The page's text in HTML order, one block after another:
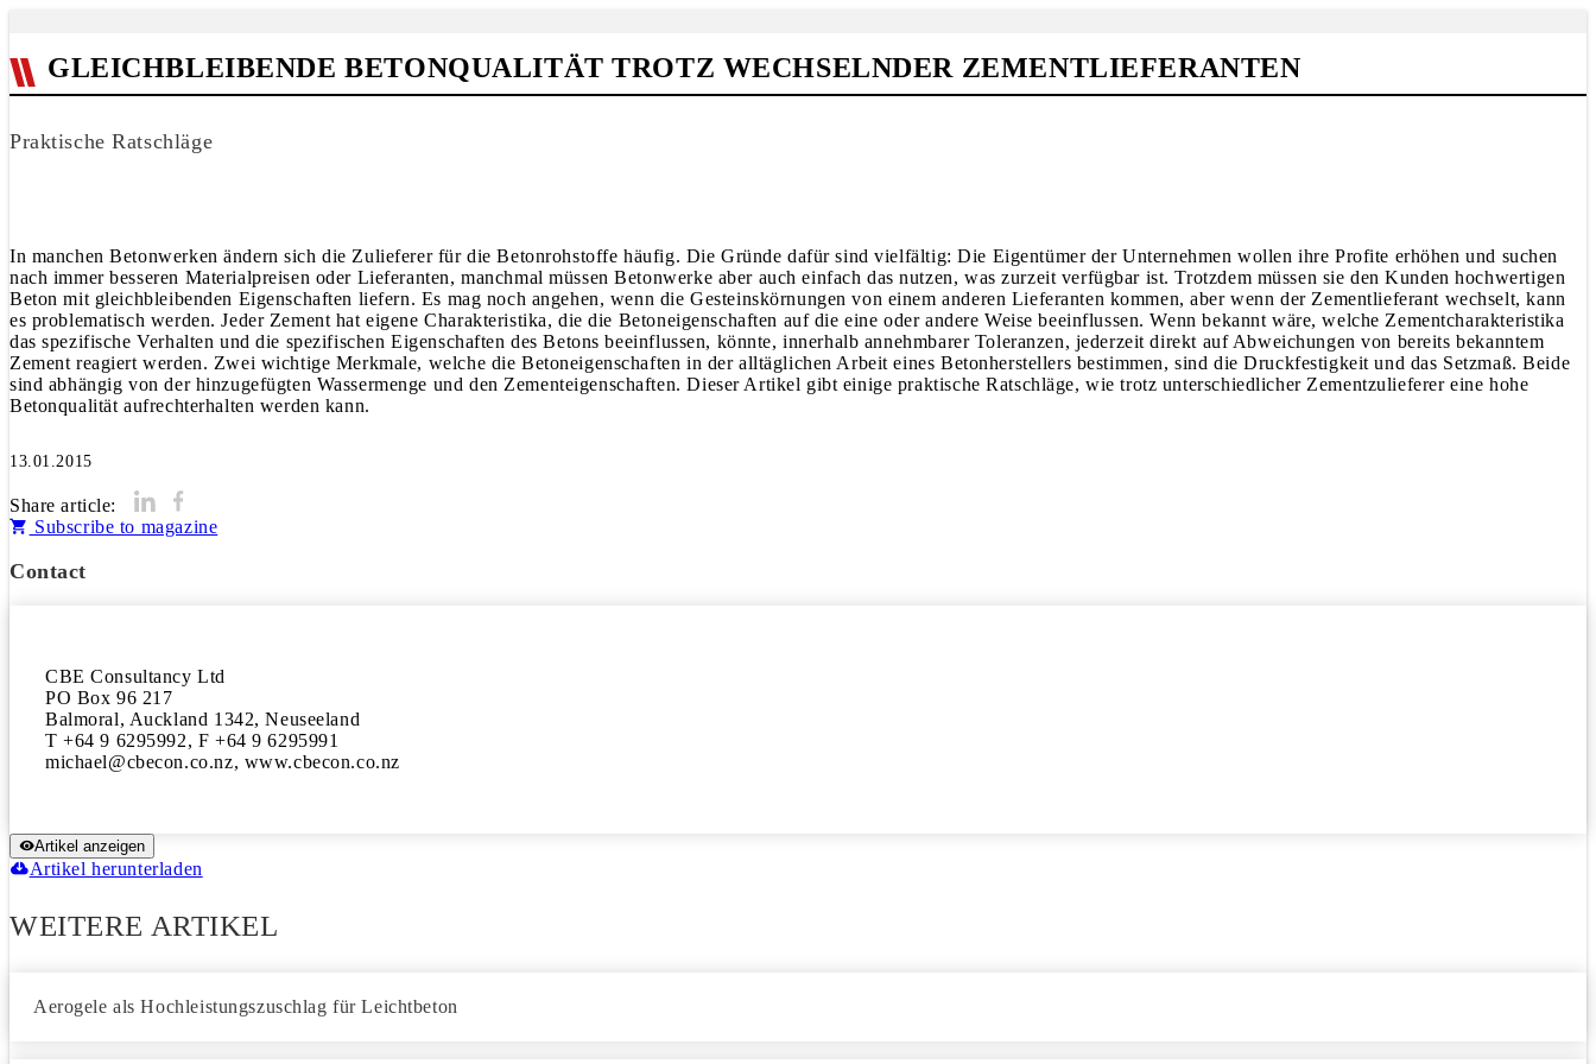
GLEICHBLEIBENDE BETONQUALITÄT TROTZ WECHSELNDER ZEMENTLIEFERANTEN
Praktische Ratschläge
In manchen Betonwerken ändern sich die Zulieferer für die Betonrohstoffe häufig. Die Gründe dafür sind vielfältig: Die Eigentümer der Unter­nehmen wollen ihre Profite erhöhen und suchen
nach immer besseren Materialpreisen oder Lieferanten, manchmal müssen Beton­werke aber auch einfach das nutzen, was zurzeit verfügbar ist. Trotzdem müssen sie den Kunden hochwertigen
Beton mit gleichbleibenden Eigen­schaften liefern. Es mag noch angehen, wenn die Gesteinskörnungen von einem anderen Lieferanten kommen, aber wenn der Zement­lieferant wechselt, kann
es problematisch werden. Jeder Zement hat eigene Charakteristika, die die Betoneigenschaften auf die eine oder andere Weise beeinflussen. Wenn bekannt wäre, welche Zementcharakteristika
das spezifische Verhalten und die spezifischen Eigenschaften des Betons beeinflussen, könnte, innerhalb annehmbarer Toleranzen, jederzeit direkt auf Abweichungen von bereits bekanntem
Zement reagiert werden. Zwei wichtige Merkmale, welche die Betoneigenschaften in der alltäglichen Arbeit eines Betonherstellers bestimmen, sind die Druckfestigkeit und das Setzmaß. Beide
sind abhängig von der hinzugefügten Wassermenge und den Zementeigenschaften. Dieser Artikel gibt einige praktische Ratschläge, wie trotz unterschiedlicher Zementzulieferer eine hohe
13.01.2015
Share article:
Subscribe to magazine
Contact
CBE Consultancy Ltd
PO Box 96 217
Balmoral, Auckland 1342, Neuseeland
T +64 9 6295992, F +64 9 6295991
Artikel anzeigen
Artikel herunterladen
WEITERE ARTIKEL
Aerogele als Hochleistungszuschlag für Leichtbeton